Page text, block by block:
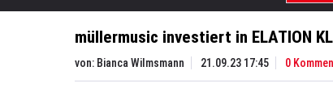
müllermusic investiert in ELATION
von: Bianca Wilmsmann 21.09.23 17:45 0